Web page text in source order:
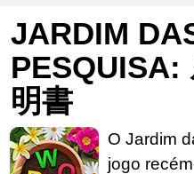
JARDIM
明書
O Jardim
jogo